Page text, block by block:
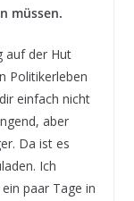
müssen.
auf der Hut
Politikerleben
einfach nicht
aber
Da ist es
Ich
paar Tage in